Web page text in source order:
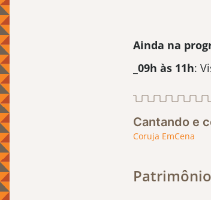
Ainda na
09h às 11h:
Cantando e
Coruja EmCena
Patrimônio